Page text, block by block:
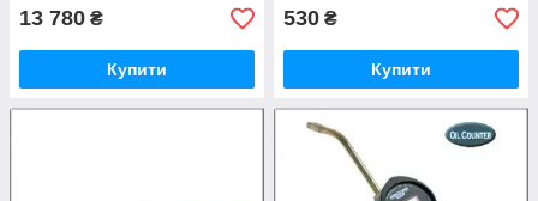
13 780 ₴
Купити
530 ₴
Купити